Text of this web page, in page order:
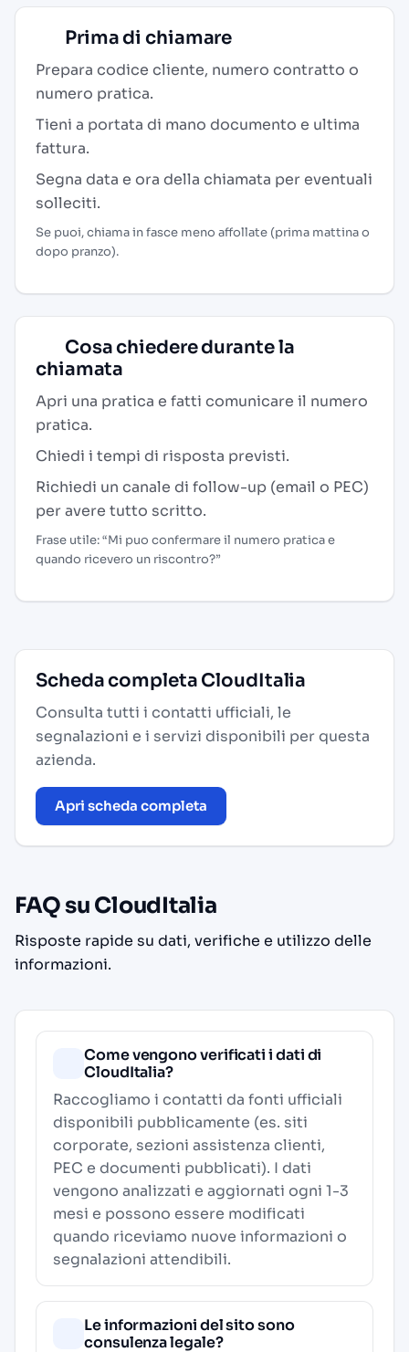
Prima di chiamare
Prepara codice cliente, numero contratto o
numero pratica.
Tieni a portata di mano documento e ultima
fattura.
Segna data e ora della chiamata per eventuali
solleciti.
Se puoi, chiama in fasce meno affollate (prima mattina o
dopo pranzo).
Cosa chiedere durante la
chiamata
Apri una pratica e fatti comunicare il numero
pratica.
Chiedi i tempi di risposta previsti.
Richiedi un canale di follow-up (email o PEC)
per avere tutto scritto.
Frase utile: “Mi puo confermare il numero pratica e
quando ricevero un riscontro?”
Scheda completa CloudItalia
Consulta tutti i contatti ufficiali, le
segnalazioni e i servizi disponibili per questa
azienda.
Apri scheda completa
FAQ su CloudItalia
Risposte rapide su dati, verifiche e utilizzo delle
informazioni.
Come vengono verificati i dati di
CloudItalia?
Raccogliamo i contatti da fonti ufficiali
disponibili pubblicamente (es. siti
corporate, sezioni assistenza clienti,
PEC e documenti pubblicati). I dati
vengono analizzati e aggiornati ogni 1-3
mesi e possono essere modificati
quando riceviamo nuove informazioni o
segnalazioni attendibili.
Le informazioni del sito sono
consulenza legale?